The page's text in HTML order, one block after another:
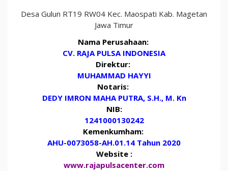
Desa Gulun RT19 RW04 Kec. Maospati Kab. Magetan
Jawa Timur
Nama Perusahaan:
CV. RAJA PULSA INDONESIA
Direktur:
MUHAMMAD HAYYI
Notaris:
DEDY IMRON MAHA PUTRA, S.H., M. Kn
NIB:
1241000130242
Kemenkumham:
AHU-0073058-AH.01.14 Tahun 2020
Website :
www.rajapulsacenter.com